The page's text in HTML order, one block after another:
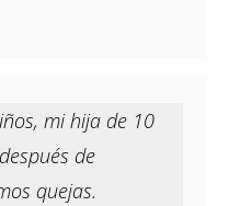
mi hija de 10
de
quejas.